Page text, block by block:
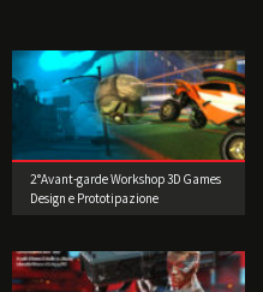
2°Avant-garde Workshop 3D Games
Design e Prototipazione